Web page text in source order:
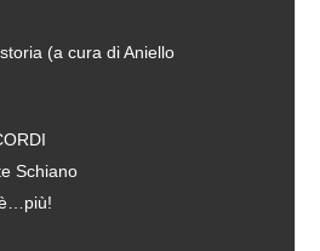
(a cura di Aniello
Schiano